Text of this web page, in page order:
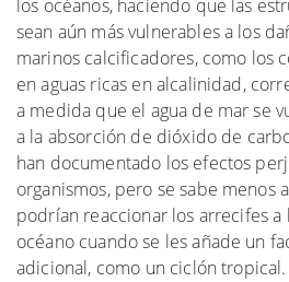
los océanos, haciendo que las
sean aún más vulnerables a los
marinos calcificadores, como los
en aguas ricas en alcalinidad,
a medida que el agua de mar se
a la absorción de dióxido de
han documentado los efectos
organismos, pero se sabe menos
podrían reaccionar los arrecifes
océano cuando se les añade un
adicional, como un ciclón tropical.